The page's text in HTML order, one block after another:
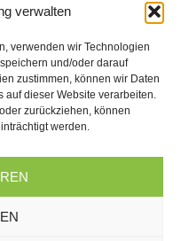
verwalten
verwenden wir Technologien
und/oder darauf
zustimmen, können wir Daten
auf dieser Website verarbeiten.
zurückziehen, können
werden.
Wäschenbeuren
pellets.de
Impressum
Datenschutzerklärung
Widerrufsbelehrung